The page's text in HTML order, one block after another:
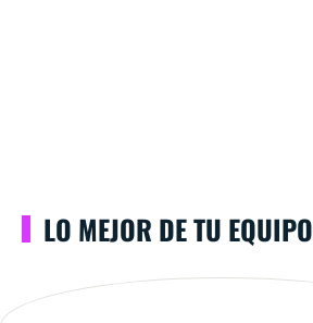
LO MEJOR DE TU EQUIPO